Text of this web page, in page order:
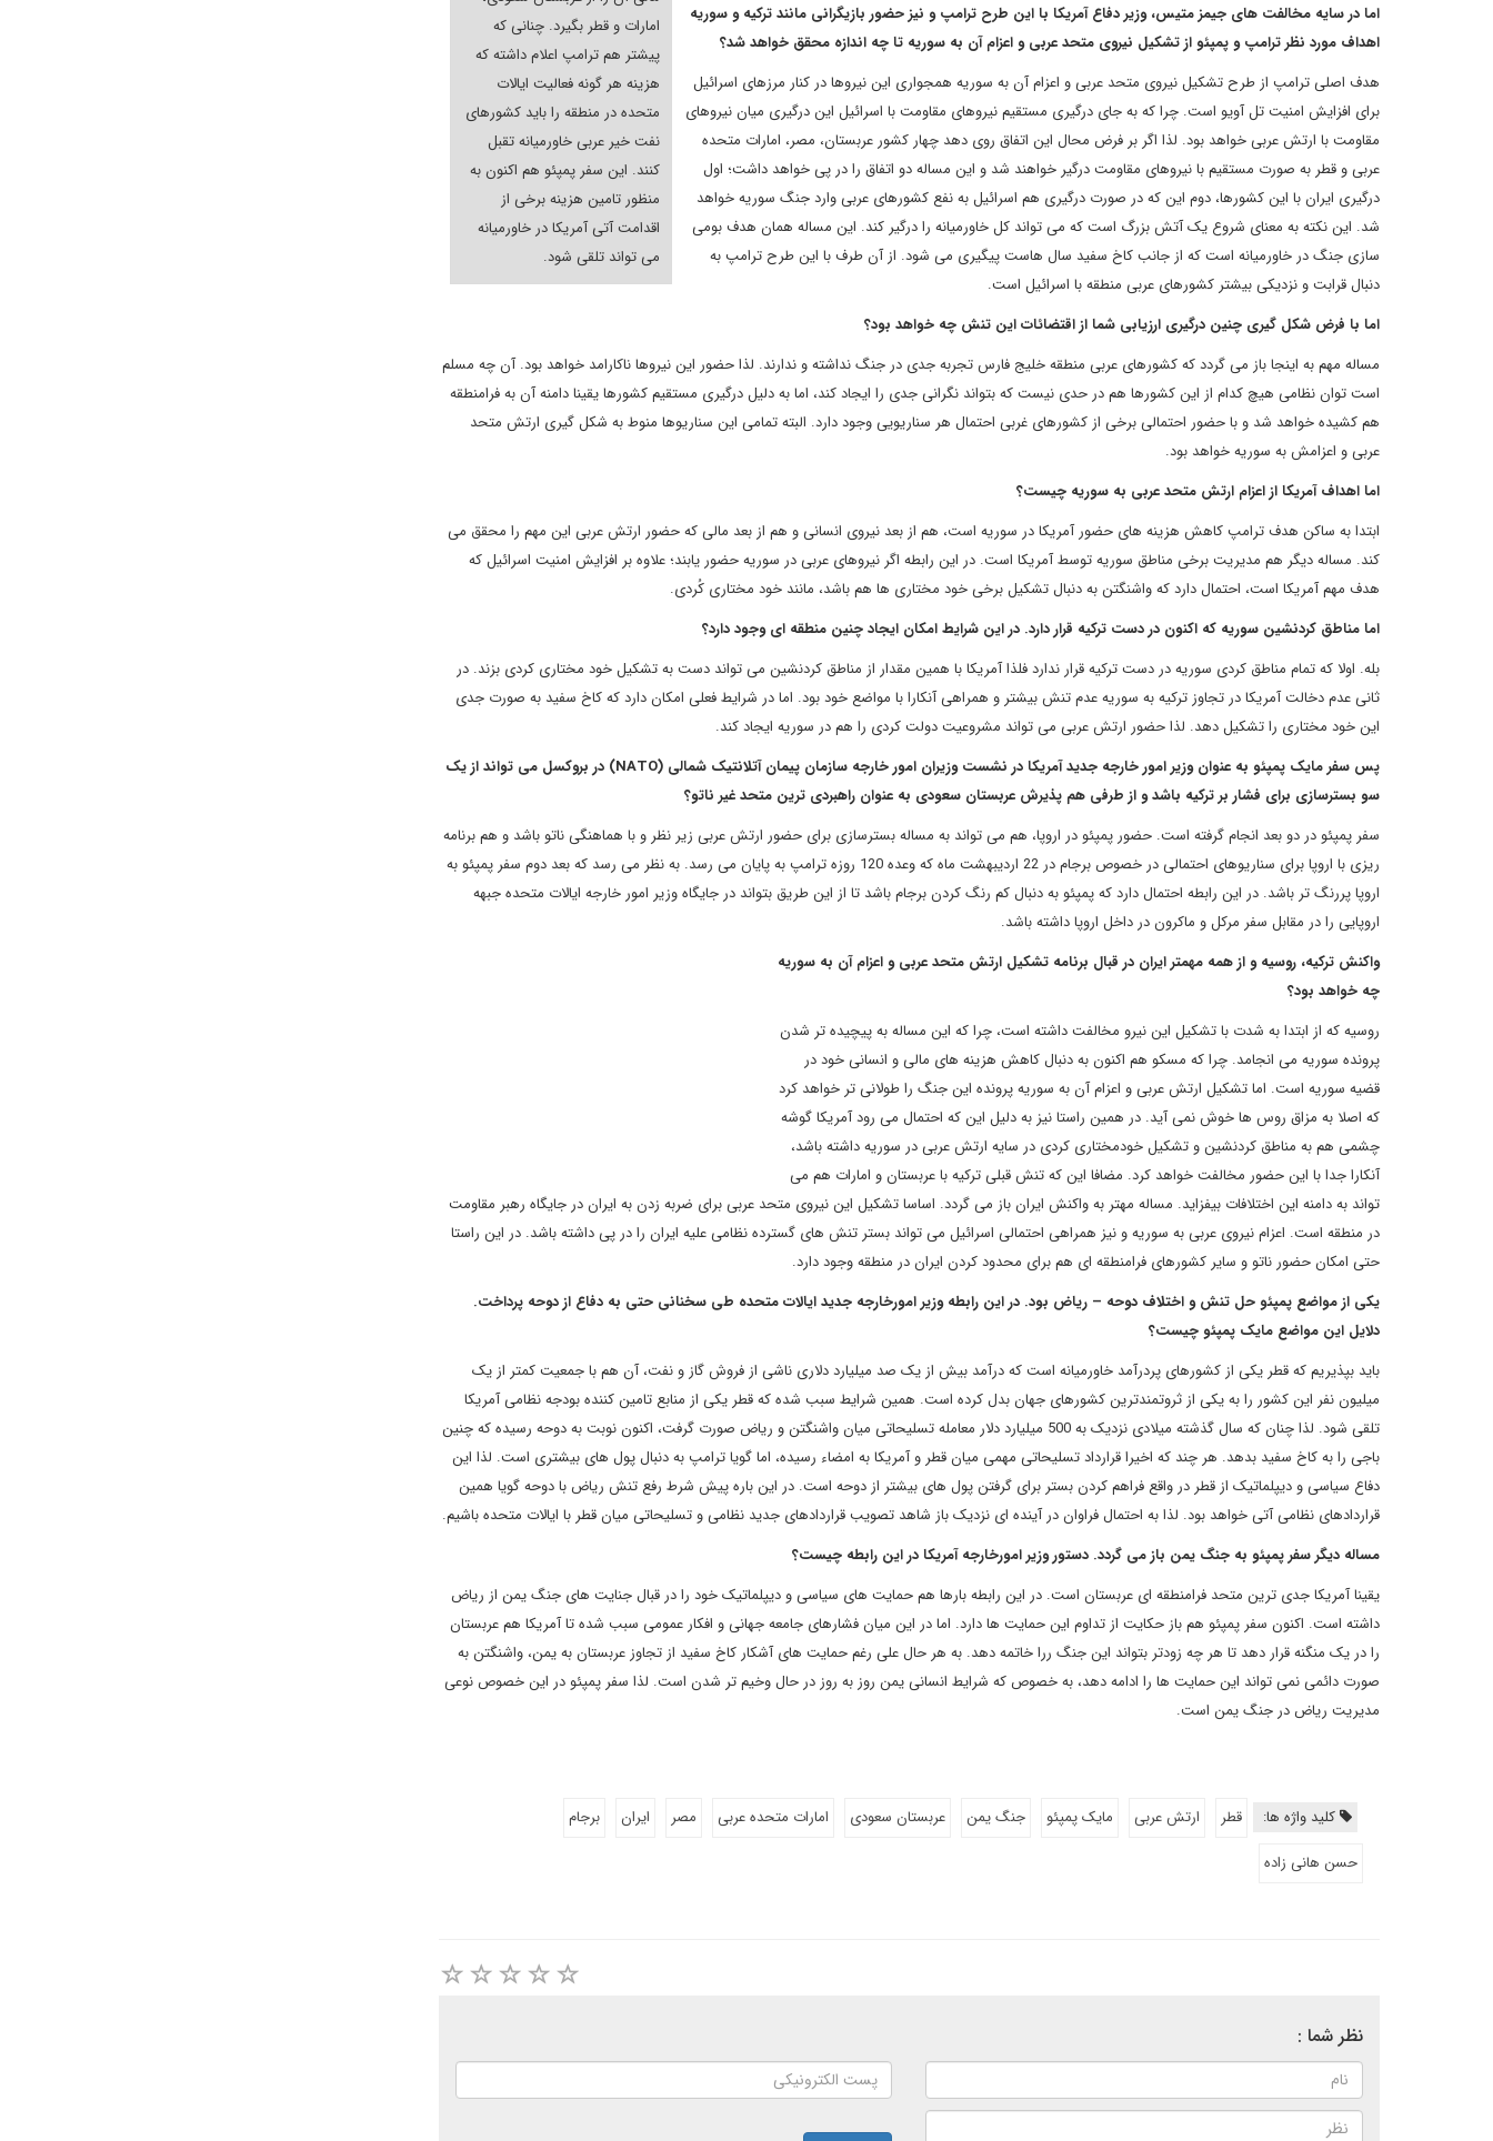
امارات و قطر بگیرد. چنانی که
پیشتر هم ترامپ اعلام داشته که
هزینه هر گونه فعالیت ایالات
متحده در منطقه را باید کشورهای
نفت خیر عربی خاورمیانه تقبل
کنند. این سفر پمپئو هم اکنون به
منظور تامین هزینه برخی از
اقدامت آتی آمریکا در خاورمیانه
می تواند تلقی شود.
اما در سایه مخالفت های جیمز متیس، وزیر دفاع آمریکا با این طرح ترامپ و نیز حضور بازیگرانی مانند ترکیه و سوریه
اهداف مورد نظر ترامپ و پمپئو از تشکیل نیروی متحد عربی و اعزام آن به سوریه تا چه اندازه محقق خواهد شد؟
هدف اصلی ترامپ از طرح تشکیل نیروی متحد عربی و اعزام آن به سوریه همجواری این نیروها در کنار مرزهای اسرائیل
برای افزایش امنیت تل آویو است. چرا که به جای درگیری مستقیم نیروهای مقاومت با اسرائیل این درگیری میان نیروهای
مقاومت با ارتش عربی خواهد بود. لذا اگر بر فرض محال این اتفاق روی دهد چهار کشور عربستان، مصر، امارات متحده
عربی و قطر به صورت مستقیم با نیروهای مقاومت درگیر خواهند شد و این مساله دو اتفاق را در پی خواهد داشت؛ اول
درگیری ایران با این کشورها، دوم این که در صورت درگیری هم اسرائیل به نفع کشورهای عربی وارد جنگ سوریه خواهد
شد. این نکته به معنای شروع یک آتش بزرگ است که می تواند کل خاورمیانه را درگیر کند. این مساله همان هدف بومی
سازی جنگ در خاورمیانه است که از جانب کاخ سفید سال هاست پیگیری می شود. از آن طرف با این طرح ترامپ به
دنبال قرابت و نزدیکی بیشتر کشورهای عربی منطقه با اسرائیل است.
اما با فرض شکل گیری چنین درگیری ارزیابی شما از اقتضائات این تنش چه خواهد بود؟
مساله مهم به اینجا باز می گردد که کشورهای عربی منطقه خلیج فارس تجربه جدی در جنگ نداشته و ندارند. لذا حضور این نیروها ناکارامد خواهد بود. آن چه مسلم
است توان نظامی هیچ کدام از این کشورها هم در حدی نیست که بتواند نگرانی جدی را ایجاد کند، اما به دلیل درگیری مستقیم کشورها یقینا دامنه آن به فرامنطقه
هم کشیده خواهد شد و با حضور احتمالی برخی از کشورهای غربی احتمال هر سناریویی وجود دارد. البته تمامی این سناریوها منوط به شکل گیری ارتش متحد
عربی و اعزامش به سوریه خواهد بود.
اما اهداف آمریکا از اعزام ارتش متحد عربی به سوریه چیست؟
ابتدا به ساکن هدف ترامپ کاهش هزینه های حضور آمریکا در سوریه است، هم از بعد نیروی انسانی و هم از بعد مالی که حضور ارتش عربی این مهم را محقق می
کند. مساله دیگر هم مدیریت برخی مناطق سوریه توسط آمریکا است. در این رابطه اگر نیروهای عربی در سوریه حضور یابند؛ علاوه بر افزایش امنیت اسرائیل که
هدف مهم آمریکا است، احتمال دارد که واشنگتن به دنبال تشکیل برخی خود مختاری ها هم باشد، مانند خود مختاری کُردی.
اما مناطق کردنشین سوریه که اکنون در دست ترکیه قرار دارد. در این شرایط امکان ایجاد چنین منطقه ای وجود دارد؟
بله. اولا که تمام مناطق کردی سوریه در دست ترکیه قرار ندارد فلذا آمریکا با همین مقدار از مناطق کردنشین می تواند دست به تشکیل خود مختاری کردی بزند. در
ثانی عدم دخالت آمریکا در تجاوز ترکیه به سوریه عدم تنش بیشتر و همراهی آنکارا با مواضع خود بود. اما در شرایط فعلی امکان دارد که کاخ سفید به صورت جدی
این خود مختاری را تشکیل دهد. لذا حضور ارتش عربی می تواند مشروعیت دولت کردی را هم در سوریه ایجاد کند.
پس سفر مایک پمپئو به عنوان وزیر امور خارجه جدید آمریکا در نشست وزیران امور خارجه سازمان پیمان آتلانتیک شمالی (
NATO
) در بروکسل می تواند از یک
سو بسترسازی برای فشار بر ترکیه باشد و از طرفی هم پذیرش عربستان سعودی به عنوان راهبردی ترین متحد غیر ناتو؟
سفر پمپئو در دو بعد انجام گرفته است. حضور پمپئو در اروپا، هم می تواند به مساله بسترسازی برای حضور ارتش عربی زیر نظر و با هماهنگی ناتو باشد و هم برنامه
ریزی با اروپا برای سناریوهای احتمالی در خصوص برجام در 22 اردیبهشت ماه که وعده 120 روزه ترامپ به پایان می رسد. به نظر می رسد که بعد دوم سفر پمپئو به
اروپا پررنگ تر باشد. در این رابطه احتمال دارد که پمپئو به دنبال کم رنگ کردن برجام باشد تا از این طریق بتواند در جایگاه وزیر امور خارجه ایالات متحده جبهه
اروپایی را در مقابل سفر مرکل و ماکرون در داخل اروپا داشته باشد.
واکنش ترکیه، روسیه و از همه مهمتر ایران در قبال برنامه تشکیل ارتش متحد عربی و اعزام آن به سوریه
چه خواهد بود؟
روسیه که از ابتدا به شدت با تشکیل این نیرو مخالفت داشته است، چرا که این مساله به پیچیده تر شدن
پرونده سوریه می انجامد. چرا که مسکو هم اکنون به دنبال کاهش هزینه های مالی و انسانی خود در
قضیه سوریه است. اما تشکیل ارتش عربی و اعزام آن به سوریه پرونده این جنگ را طولانی تر خواهد کرد
که اصلا به مزاق روس ها خوش نمی آید. در همین راستا نیز به دلیل این که احتمال می رود آمریکا گوشه
چشمی هم به مناطق کردنشین و تشکیل خودمختاری کردی در سایه ارتش عربی در سوریه داشته باشد،
آنکارا جدا با این حضور مخالفت خواهد کرد. مضافا این که تنش قبلی ترکیه با عربستان و امارات هم می
تواند به دامنه این اختلافات بیفزاید. مساله مهتر به واکنش ایران باز می گردد. اساسا تشکیل این نیروی متحد عربی برای ضربه زدن به ایران در جایگاه رهبر مقاومت
در منطقه است. اعزام نیروی عربی به سوریه و نیز همراهی احتمالی اسرائیل می تواند بستر تنش های گسترده نظامی علیه ایران را در پی داشته باشد. در این راستا
حتی امکان حضور ناتو و سایر کشورهای فرامنطقه ای هم برای محدود کردن ایران در منطقه وجود دارد.
یکی از مواضع پمپئو حل تنش و اختلاف دوحه – ریاض بود. در این رابطه وزیر امورخارجه جدید ایالات متحده طی سخنانی حتی به دفاع از دوحه پرداخت.
دلایل این مواضع مایک پمپئو چیست؟
باید بپذیریم که قطر یکی از کشورهای پردرآمد خاورمیانه است که درآمد بیش از یک صد میلیارد دلاری ناشی از فروش گاز و نفت، آن هم با جمعیت کمتر از یک
میلیون نفر این کشور را به یکی از ثروتمندترین کشورهای جهان بدل کرده است. همین شرایط سبب شده که قطر یکی از منابع تامین کننده بودجه نظامی آمریکا
تلقی شود. لذا چنان که سال گذشته میلادی نزدیک به 500 میلیارد دلار معامله تسلیحاتی میان واشنگتن و ریاض صورت گرفت، اکنون نوبت به دوحه رسیده که چنین
باجی را به کاخ سفید بدهد. هر چند که اخیرا قرارداد تسلیحاتی مهمی میان قطر و آمریکا به امضاء رسیده، اما گویا ترامپ به دنبال پول های بیشتری است. لذا این
دفاع سیاسی و دیپلماتیک از قطر در واقع فراهم کردن بستر برای گرفتن پول های بیشتر از دوحه است. در این باره پیش شرط رفع تنش ریاض با دوحه گویا همین
قراردادهای نظامی آتی خواهد بود. لذا به احتمال فراوان در آینده ای نزدیک باز شاهد تصویب قراردادهای جدید نظامی و تسلیحاتی میان قطر با ایالات متحده باشیم.
مساله دیگر سفر پمپئو به جنگ یمن باز می گردد. دستور وزیر امورخارجه آمریکا در این رابطه چیست؟
یقینا آمریکا جدی ترین متحد فرامنطقه ای عربستان است. در این رابطه بارها هم حمایت های سیاسی و دیپلماتیک خود را در قبال جنایت های جنگ یمن از ریاض
داشته است. اکنون سفر پمپئو هم باز حکایت از تداوم این حمایت ها دارد. اما در این میان فشارهای جامعه جهانی و افکار عمومی سبب شده تا آمریکا هم عربستان
را در یک منگنه قرار دهد تا هر چه زودتر بتواند این جنگ ررا خاتمه دهد. به هر حال علی رغم حمایت های آشکار کاخ سفید از تجاوز عربستان به یمن، واشنگتن به
صورت دائمی نمی تواند این حمایت ها را ادامه دهد، به خصوص که شرایط انسانی یمن روز به روز در حال وخیم تر شدن است. لذا سفر پمپئو در این خصوص نوعی
مدیریت ریاض در جنگ یمن است.
کلید واژه ها: قطر ارتش عربی مایک پمپئو جنگ یمن عربستان سعودی امارات متحده عربی مصر ایران
برجام
حسن هانی زاده
نظر شما :